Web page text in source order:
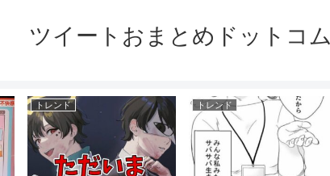
ツイートおまとめドットコム
トレンド トレンド